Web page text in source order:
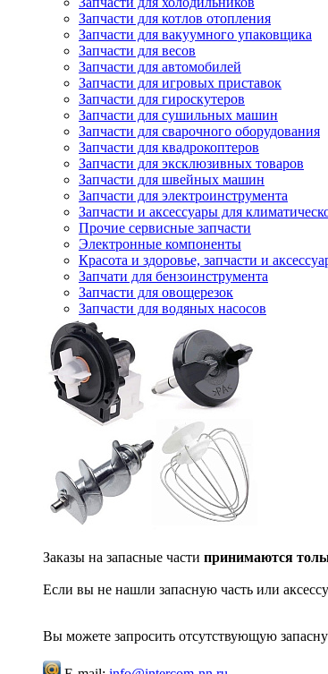
Запчасти для котлов отопления
Запчасти для вакуумного упаковщика
Запчасти для весов
Запчасти для автомобилей
Запчасти для игровых приставок
Запчасти для гироскутеров
Запчасти для сушильных машин
Запчасти для сварочного оборудования
Запчасти для квадрокоптеров
Запчасти для эксклюзивных товаров
Запчасти для швейных машин
Запчасти для электроинструмента
Запчасти и аксессуары для
Прочие сервисные запчасти
Электронные компоненты
Красота и здоровье, запчасти и
Запчати для бензоинструмента
Запчасти для овощерезок
Запчасти для водяных насосов
Заказы на запасные части принимаются
Если вы не нашли запасную часть или
Вы можете запросить отсутствующую